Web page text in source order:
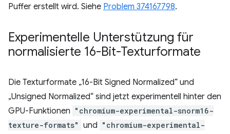
Puffer erstellt wird. Siehe Problem 374167798.
Experimentelle Unterstützung für
normalisierte 16-Bit-Texturformate
Die Texturformate „16-Bit Signed Normalized“ und
„Unsigned Normalized“ sind jetzt experimentell hinter den
GPU-Funktionen "chromium-experimental-snorm16-
texture-formats" und "chromium-experimental-